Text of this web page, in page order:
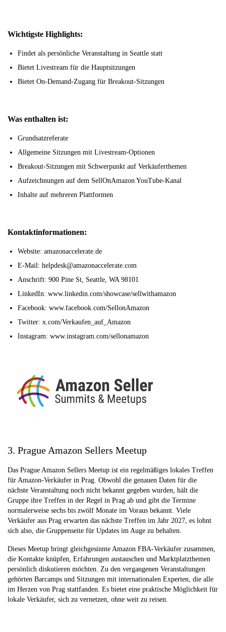
Wichtigste Highlights:
Findet als persönliche Veranstaltung in Seattle statt
Bietet Livestream für die Hauptsitzungen
Bietet On-Demand-Zugang für Breakout-Sitzungen
Was enthalten ist:
Grundsatzreferate
Allgemeine Sitzungen mit Livestream-Optionen
Breakout-Sitzungen mit Schwerpunkt auf Verkäuferthemen
Aufzeichnungen auf dem SellOnAmazon YouTube-Kanal
Inhalte auf mehreren Plattformen
Kontaktinformationen:
Website: amazonaccelerate.de
E-Mail: helpdesk@amazonaccelerate.com
Anschrift: 900 Pine St, Seattle, WA 98101
LinkedIn: www.linkedin.com/showcase/sellwithamazon
Facebook: www.facebook.com/SellonAmazon
Twitter: x.com/Verkaufen_auf_Amazon
Instagram: www.instagram.com/sellonamazon
3. Prague Amazon Sellers Meetup
Das Prague Amazon Sellers Meetup ist ein regelmäßiges lokales Treffen
für Amazon-Verkäufer in Prag. Obwohl die genauen Daten für die
nächste Veranstaltung noch nicht bekannt gegeben wurden, hält die
Gruppe ihre Treffen in der Regel in Prag ab und gibt die Termine
normalerweise sechs bis zwölf Monate im Voraus bekannt. Viele
Verkäufer aus Prag erwarten das nächste Treffen im Jahr 2027, es lohnt
sich also, die Gruppenseite für Updates im Auge zu behalten.
Dieses Meetup bringt gleichgesinnte Amazon FBA-Verkäufer zusammen,
die Kontakte knüpfen, Erfahrungen austauschen und Marktplatzthemen
persönlich diskutieren möchten. Zu den vergangenen Veranstaltungen
gehörten Barcamps und Sitzungen mit internationalen Experten, die alle
im Herzen von Prag stattfanden. Es bietet eine praktische Möglichkeit für
lokale Verkäufer, sich zu vernetzen, ohne weit zu reisen.